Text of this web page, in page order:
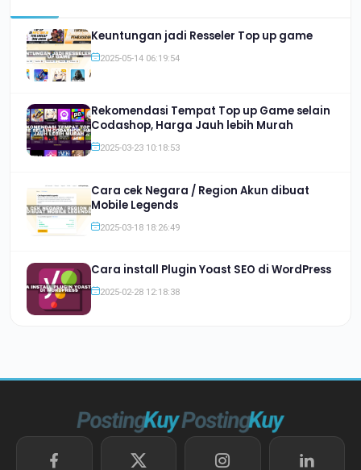
Keuntungan jadi Resseler Top up game
2025-05-14 06:19:54
Rekomendasi Tempat Top up Game selain
Codashop, Harga Jauh lebih Murah
2025-03-23 10:18:53
Cara cek Negara / Region Akun dibuat
Mobile Legends
2025-03-18 18:26:49
Cara install Plugin Yoast SEO di WordPress
2025-02-28 12:18:38